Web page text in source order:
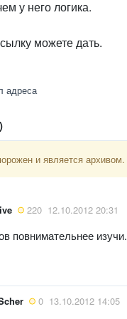
у него логика.
можете дать.
адреса
и является
220 12.10.2012 20:31
повнимательнее
0 13.10.2012 14:05